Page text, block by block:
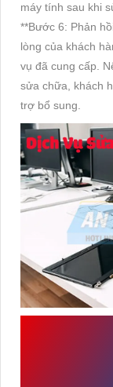
máy tính sau khi
**Bước 6: Phản
lòng của khách
vụ đã cung cấp.
sửa chữa, khách
trợ bổ sung.